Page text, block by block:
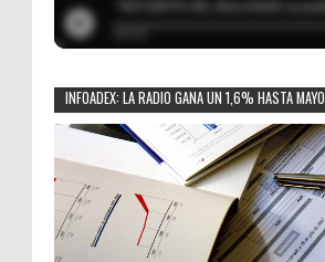
INFOADEX: LA RADIO GANA UN 1,6% HASTA MAYO